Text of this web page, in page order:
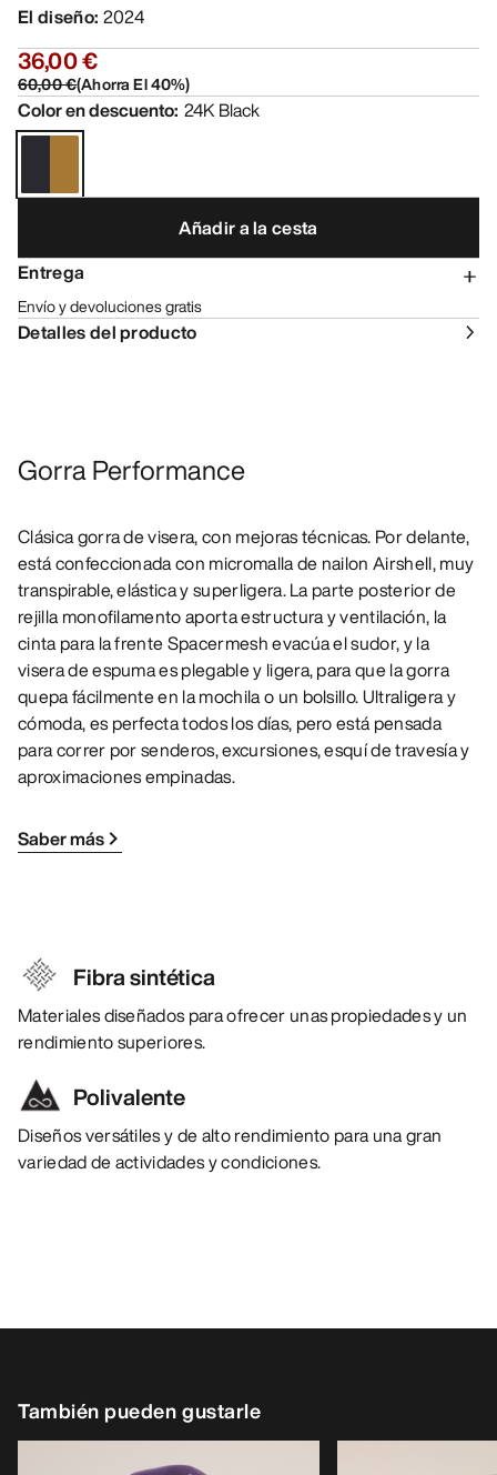
El diseño: 2024
36,00 €
60,00 €(Ahorra El40%)
Color en descuento: 24K Black
Añadir a la cesta
Entrega
Envío y devoluciones gratis
Detalles del producto
Gorra Performance
Clásica gorra de visera, con mejoras técnicas. Por delante,
está confeccionada con micromalla de nailon Airshell, muy
transpirable, elástica y superligera. La parte posterior de
rejilla monofilamento aporta estructura y ventilación, la
cinta para la frente Spacermesh evacúa el sudor, y la
visera de espuma es plegable y ligera, para que la gorra
quepa fácilmente en la mochila o un bolsillo. Ultraligera y
cómoda, es perfecta todos los días, pero está pensada
para correr por senderos, excursiones, esquí de travesía y
aproximaciones empinadas.
Saber más
Fibra sintética
Materiales diseñados para ofrecer unas propiedades y un
rendimiento superiores.
Polivalente
Diseños versátiles y de alto rendimiento para una gran
variedad de actividades y condiciones.
También pueden gustarle